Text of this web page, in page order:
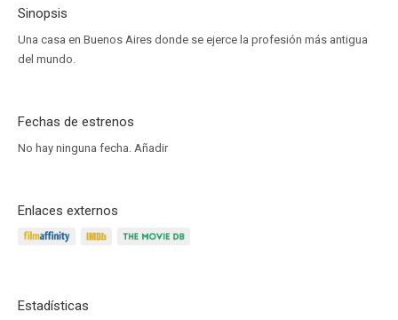
Sinopsis
Una casa en Buenos Aires donde se ejerce la profesión más antigua
del mundo.
Fechas de estrenos
No hay ninguna fecha. Añadir
Enlaces externos
Estadísticas